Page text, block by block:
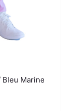
Bleu Marine